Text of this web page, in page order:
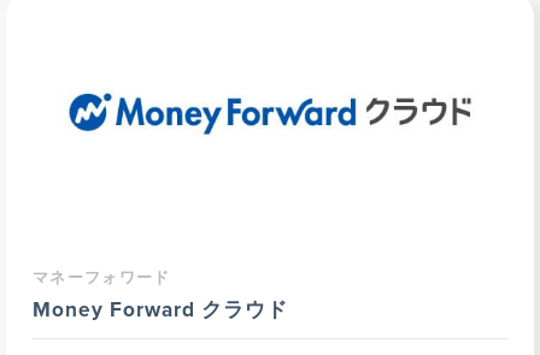
マネーフォワード
Money Forward クラウド